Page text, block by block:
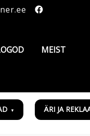
MEIST
ÄRI JA